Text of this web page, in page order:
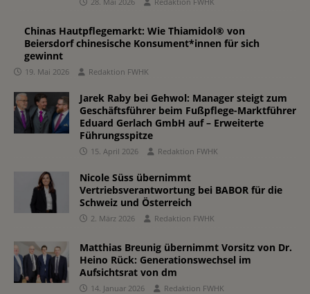
Chinas Hautpflegemarkt: Wie Thiamidol® von
Beiersdorf chinesische Konsument*innen für sich
gewinnt
19. Mai 2026 Redaktion FWHK
Jarek Raby bei Gehwol: Manager steigt zum
Geschäftsführer beim Fußpflege-Marktführer
Eduard Gerlach GmbH auf – Erweiterte
Führungsspitze
15. April 2026 Redaktion FWHK
Nicole Süss übernimmt
Vertriebsverantwortung bei BABOR für die
Schweiz und Österreich
2. März 2026 Redaktion FWHK
Matthias Breunig übernimmt Vorsitz von Dr.
Heino Rück: Generationswechsel im
Aufsichtsrat von dm
14. Januar 2026 Redaktion FWHK